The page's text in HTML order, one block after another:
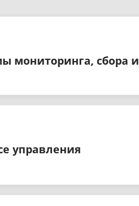
мониторинга, сбора и
управления